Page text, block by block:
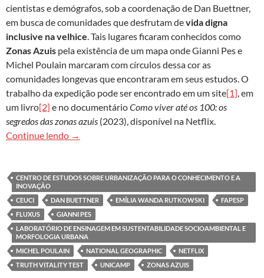
cientistas e demógrafos, sob a coordenação de Dan Buettner,
em busca de comunidades que desfrutam devida digna
inclusive na velhice. Tais lugares ficaram conhecidos como
Zonas Azuis pela existência de um mapa onde Gianni Pes e
Michel Poulain marcaram com círculos dessa cor as
comunidades longevas que encontraram em seus estudos. O
trabalho da expedição pode ser encontrado em um site[1], em
um livro[2] e no documentárioComo viver até os 100: os
segredos das zonas azuis (2023), disponível na Netflix.
Continue lendo ‘Desenvolvimento urbano azul’ baseado no
→
CENTRO DE ESTUDOS SOBRE URBANIZAÇÃO PARA O CONHECIMENTO E A
INOVAÇÃO
CEUCI
DAN BUETTNER EMÍLIA WANDA RUTKOWSKI
FAPESP
FLUXUS
GIANNI PES
LABORATÓRIO DE ENSINAGEM EM SUSTENTABILIDADE SOCIOAMBIENTAL E
MORFOLOGIA URBANA
MICHEL POULAIN
NATIONAL GEOGRAPHIC
NETFLIX
TRUTH VITALITY TEST
UNICAMP ZONAS AZUIS